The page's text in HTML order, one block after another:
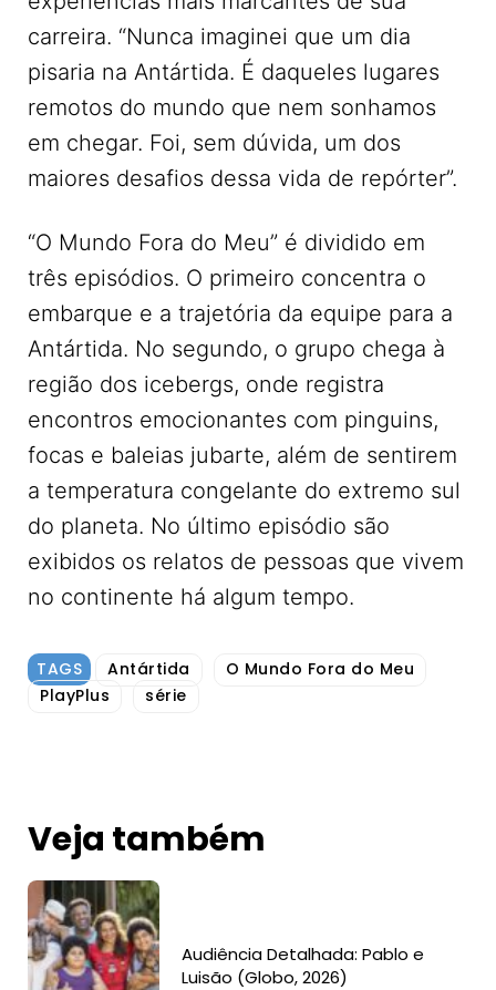
carreira. “Nunca imaginei que um dia
pisaria na Antártida. É daqueles lugares
remotos do mundo que nem sonhamos
em chegar. Foi, sem dúvida, um dos
maiores desafios dessa vida de repórter”.
“O Mundo Fora do Meu” é dividido em
três episódios. O primeiro concentra o
embarque e a trajetória da equipe para a
Antártida. No segundo, o grupo chega à
região dos icebergs, onde registra
encontros emocionantes com pinguins,
focas e baleias jubarte, além de sentirem
a temperatura congelante do extremo sul
do planeta. No último episódio são
exibidos os relatos de pessoas que vivem
no continente há algum tempo.
TAGS Antártida
O Mundo Fora do Meu
PlayPlus
série
Veja também
Audiência Detalhada: Pablo e
Luisão (Globo, 2026)